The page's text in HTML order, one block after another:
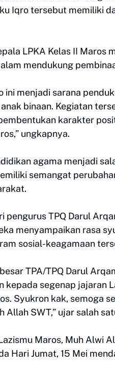
Iqro tersebut memiliki
LPKA Kelas II
mendukung
ini menjadi sarana
binaan. Kegiatan
karakter
ungkapnya.
agama menjadi
semangat
pengurus TPQ Darul
menyampaikan rasa
sosial-keagamaan
TPA/TPQ Darul
kepada segenap jajaran
Syukron kak, semoga
Allah SWT,” ujar salah
Maros, Muh Alwi
Hari Jumat, 15 Mei